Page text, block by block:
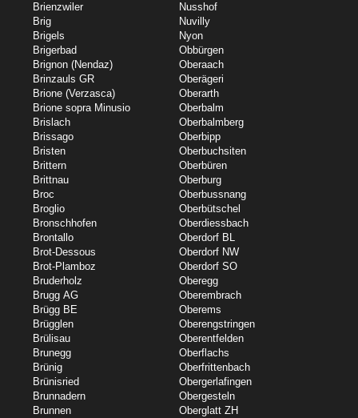
Brienzwiler
Brig
Brigels
Brigerbad
Brignon (Nendaz)
Brinzauls GR
Brione (Verzasca)
Brione sopra Minusio
Brislach
Brissago
Bristen
Brittern
Brittnau
Broc
Broglio
Bronschhofen
Brontallo
Brot-Dessous
Brot-Plamboz
Bruderholz
Brugg AG
Brügg BE
Brügglen
Brülisau
Brunegg
Brünig
Brünisried
Brunnadern
Brunnen
Nusshof
Nuvilly
Nyon
Obbürgen
Oberaach
Oberägeri
Oberarth
Oberbalm
Oberbalmberg
Oberbipp
Oberbuchsiten
Oberbüren
Oberburg
Oberbussnang
Oberbütschel
Oberdiessbach
Oberdorf BL
Oberdorf NW
Oberdorf SO
Oberegg
Oberembrach
Oberems
Oberengstringen
Oberentfelden
Oberflachs
Oberfrittenbach
Obergerlafingen
Obergesteln
Oberglatt ZH